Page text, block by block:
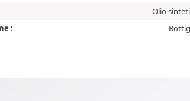
Olio
: